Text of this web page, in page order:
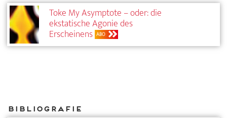
Toke My Asymptote – oder: die
ekstatische Agonie des
Erscheinens ABO
Bibliografie